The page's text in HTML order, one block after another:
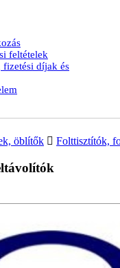
feltételek
fizetési díjak és
öblítők Folttisztítók,